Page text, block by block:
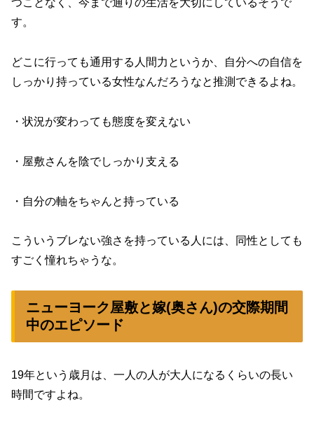
つことなく、今まで通りの生活を大切にしているそうで
す。
どこに行っても通用する人間力というか、自分への自信を
しっかり持っている女性なんだろうなと推測できるよね。
・状況が変わっても態度を変えない
・屋敷さんを陰でしっかり支える
・自分の軸をちゃんと持っている
こういうブレない強さを持っている人には、同性としても
すごく憧れちゃうな。
ニューヨーク屋敷と嫁(奥さん)の交際期間
中のエピソード
19年という歳月は、一人の人が大人になるくらいの長い
時間ですよね。